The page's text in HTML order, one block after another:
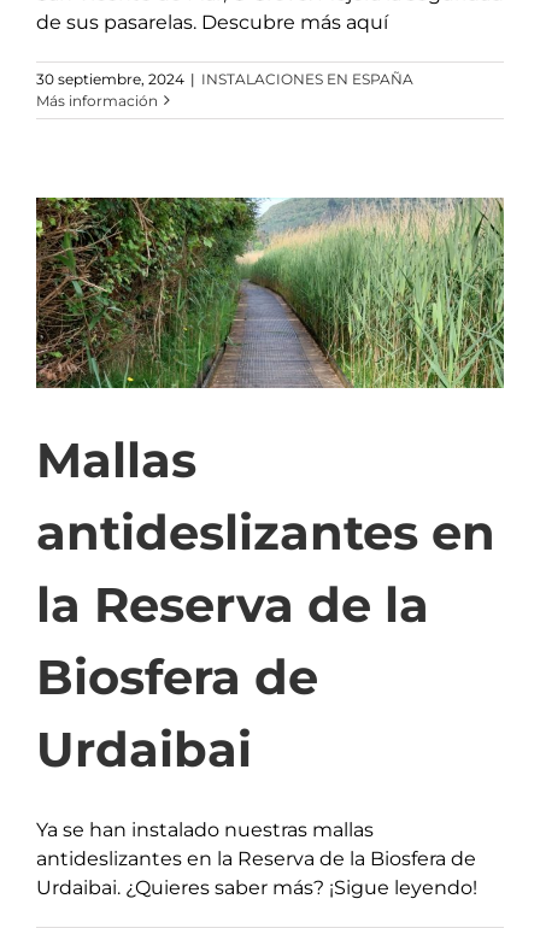
de sus pasarelas. Descubre más aquí
30 septiembre, 2024 | INSTALACIONES EN ESPAÑA
Más información
Mallas
antideslizantes en
la Reserva de la
Biosfera de
Urdaibai
Ya se han instalado nuestras mallas
antideslizantes en la Reserva de la Biosfera de
Urdaibai. ¿Quieres saber más? ¡Sigue leyendo!